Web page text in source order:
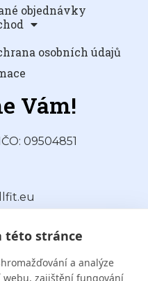
této stránce
a analýze
webu, zajištění fungování
objednávky
osobních údajů
Vám!
09504851